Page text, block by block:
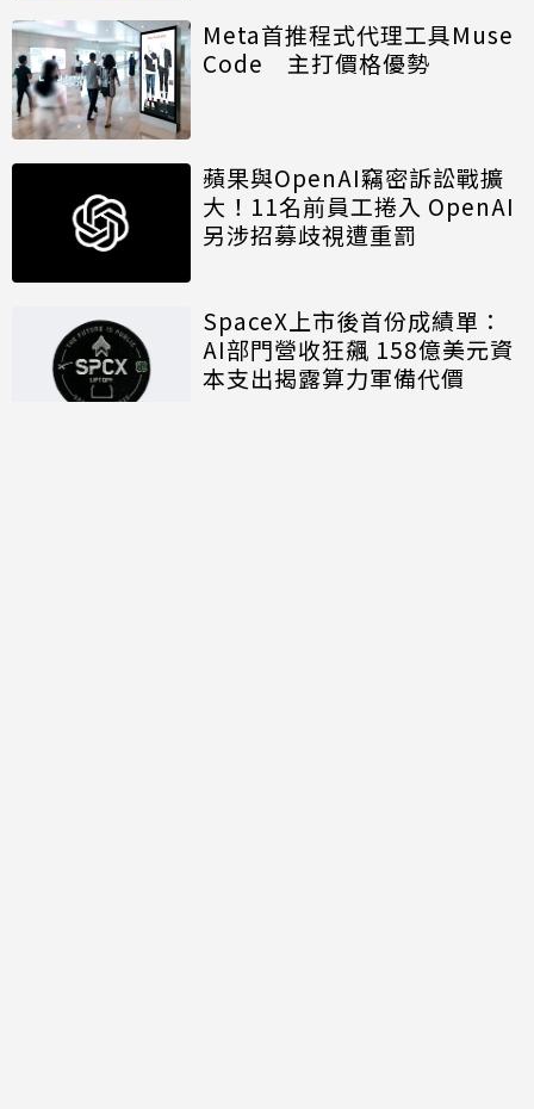
Meta首推程式代理工具Muse
Code 主打價格優勢
蘋果與OpenAI竊密訴訟戰擴
大！11名前員工捲入 OpenAI
另涉招募歧視遭重罰
SpaceX上市後首份成績單：
AI部門營收狂飆 158億美元資
本支出揭露算力軍備代價